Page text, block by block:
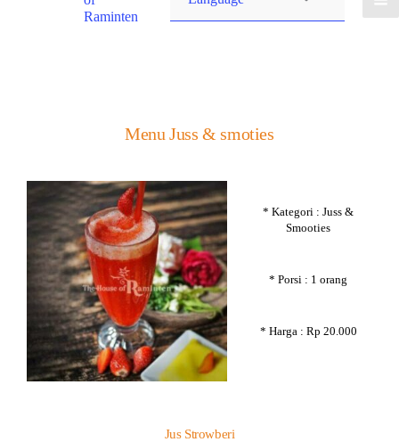
Raminten
Menu Juss & smoties
* Kategori : Juss &
Smooties
* Porsi : 1 orang
* Harga : Rp 20.000
Jus Strowberi